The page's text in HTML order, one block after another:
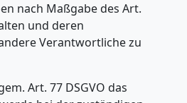
nach Maßgabe des Art.
und deren
Verantwortliche zu
Art. 77 DSGVO das